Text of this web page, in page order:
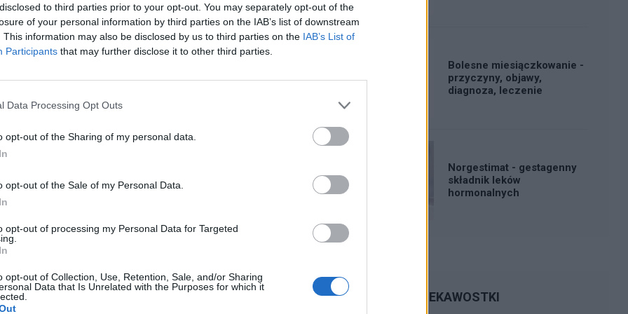
to third parties prior to your opt-out. You may separately opt-out of the
of your personal information by third parties on the IAB’s list of downstream
This information may also be disclosed by us to third parties on the IAB’s List of
Participants that may further disclose it to other third parties.
Data Processing Opt Outs
opt-out of the Sharing of my personal data.
opt-out of the Sale of my Personal Data.
opt-out of processing my Personal Data for Targeted
opt-out of Collection, Use, Retention, Sale, and/or Sharing
Data that Is Unrelated with the Purposes for which it
i za 10 dni mam dostać okres. Zaczęło mnie trochę
mam żadnej podejrzanej wydzieliny, bez zapachu. Co
jeszcze odczuwam nieprzyjemne dolegliwości, mam
wiem co robić..
nigdy ale mój parter zobaczył coś takiego co to jest
szczypią nie wiem czy udać się z tym
Bolesne miesiączkowanie -
przyczyny, objawy,
diagnoza, leczenie
Norgestimat - gestagenny
składnik leków
hormonalnych
CIEKAWOSTKI